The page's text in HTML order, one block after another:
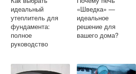
идеальный
утеплитель для
фундамента:
полное
руководство
«Шведка» —
идеальное
решение для
вашего дома?